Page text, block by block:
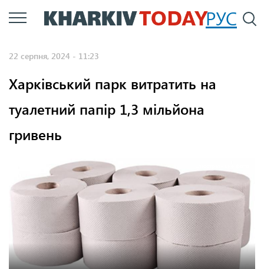
Перейти
до
РУС
22 серпня, 2024 - 11:23
Харківський парк витратить на
туалетний папір 1,3 мільйона
гривень